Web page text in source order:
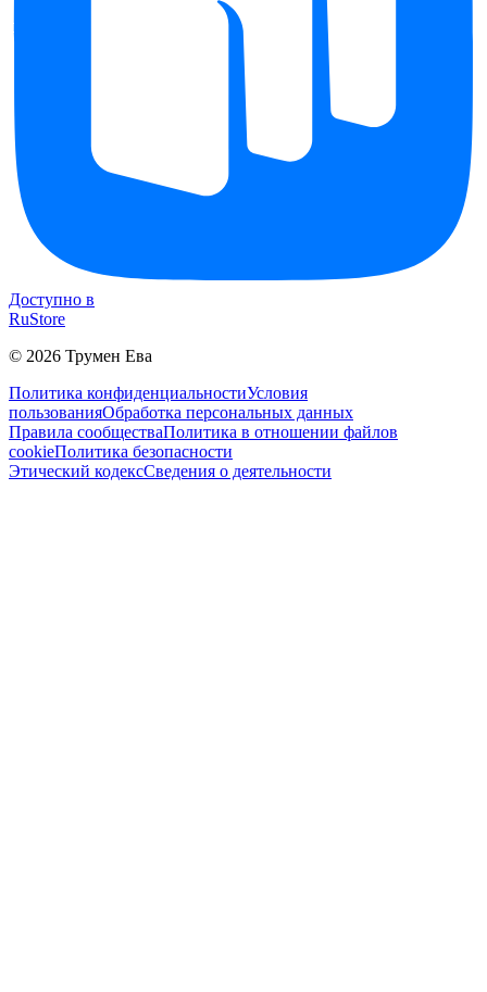
Доступно в
RuStore
© 2026 Трумен Ева
Политика конфиденциальностиУсловия
пользованияОбработка персональных данных
Правила сообществаПолитика в отношении файлов
cookieПолитика безопасности
Этический кодексСведения о деятельности